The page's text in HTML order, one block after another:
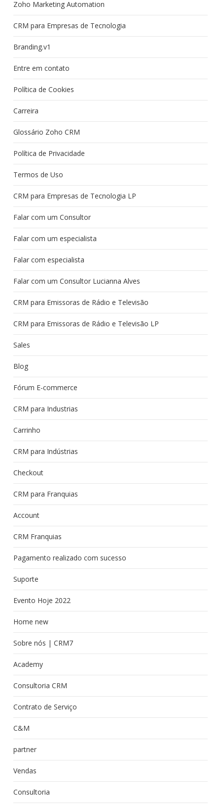
Zoho Marketing Automation
CRM para Empresas de Tecnologia
Branding.v1
Entre em contato
Política de Cookies
Carreira
Glossário Zoho CRM
Política de Privacidade
Termos de Uso
CRM para Empresas de Tecnologia LP
Falar com um Consultor
Falar com um especialista
Falar com especialista
Falar com um Consultor Lucianna Alves
CRM para Emissoras de Rádio e Televisão
CRM para Emissoras de Rádio e Televisão LP
Sales
Blog
Fórum E-commerce
CRM para Industrias
Carrinho
CRM para Indústrias
Checkout
CRM para Franquias
Account
CRM Franquias
Pagamento realizado com sucesso
Suporte
Evento Hoje 2022
Home new
Sobre nós | CRM7
Academy
Consultoria CRM
Contrato de Serviço
C&M
partner
Vendas
Consultoria